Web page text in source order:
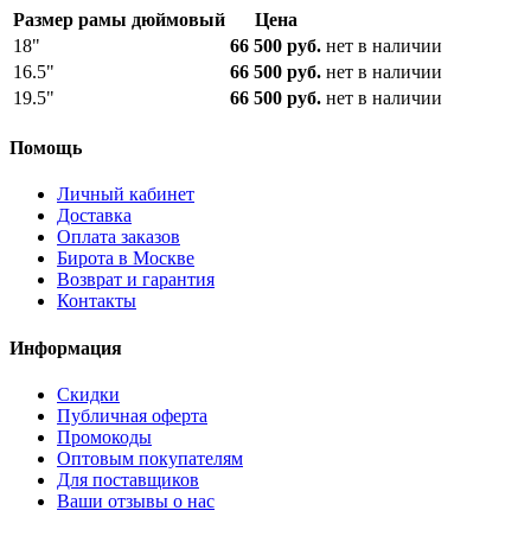
Размер рамы дюймовый
Цена
18"
66 500 руб. нет в наличии
16.5"
66 500 руб. нет в наличии
19.5"
66 500 руб. нет в наличии
Помощь
Личный кабинет
Доставка
Оплата заказов
Бирота в Москве
Возврат и гарантия
Контакты
Информация
Скидки
Публичная оферта
Промокоды
Оптовым покупателям
Для поставщиков
Ваши отзывы о нас